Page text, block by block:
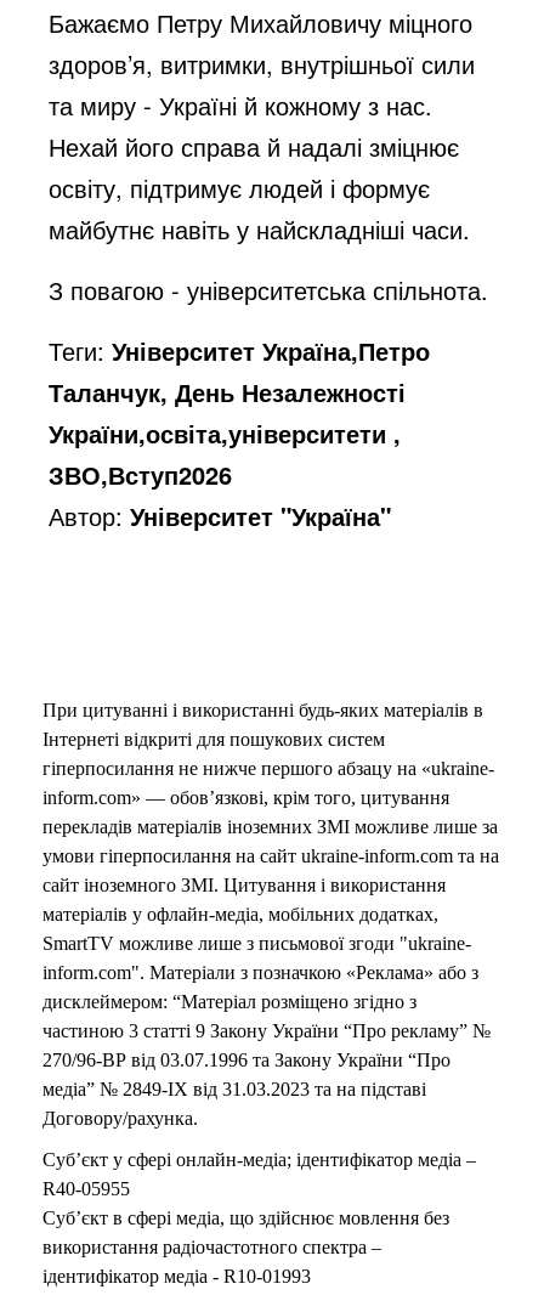
Бажаємо Петру Михайловичу міцного
здоров’я, витримки, внутрішньої сили
та миру - Україні й кожному з нас.
Нехай його справа й надалі зміцнює
освіту, підтримує людей і формує
майбутнє навіть у найскладніші часи.
З повагою - університетська спільнота.
Теги:Університет Україна,Петро
Таланчук, День Незалежності
України,освіта,університети ,
ЗВО,Вступ2026
Автор:Університет "Україна"
При цитуванні і використанні будь-яких матеріалів в
Інтернеті відкриті для пошукових систем
гіперпосилання не нижче першого абзацу на «ukraine-
inform.com» — обов’язкові, крім того, цитування
перекладів матеріалів іноземних ЗМІ можливе лише за
умови гіперпосилання на сайт ukraine-inform.com та на
сайт іноземного ЗМІ. Цитування і використання
матеріалів у офлайн-медіа, мобільних додатках,
SmartTV можливе лише з письмової згоди "ukraine-
inform.com". Матеріали з позначкою «Реклама» або з
дисклеймером: “Матеріал розміщено згідно з
частиною 3 статті 9 Закону України “Про рекламу” №
270/96-ВР від 03.07.1996 та Закону України “Про
медіа” № 2849-IX від 31.03.2023 та на підставі
Договору/рахунка.
Суб’єкт у сфері онлайн-медіа; ідентифікатор медіа –
R40-05955
Суб’єкт в сфері медіа, що здійснює мовлення без
використання радіочастотного спектра –
ідентифікатор медіа - R10-01993